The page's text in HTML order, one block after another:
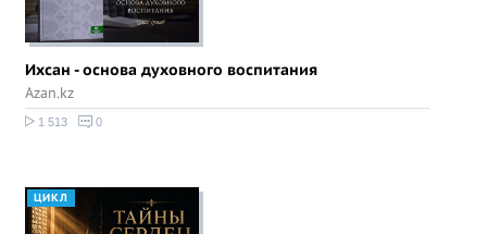
Ихсан - основа духовного воспитания
Azan.kz
1 513 0
ЦИКЛ